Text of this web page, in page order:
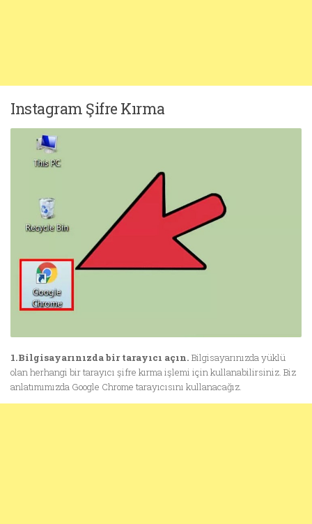
Instagram Şifre Kırma
1.Bilgisayarınızda bir tarayıcı açın. Bilgisayarınızda yüklü
olan herhangi bir tarayıcı şifre kırma işlemi için kullanabilirsiniz. Biz
anlatımımızda Google Chrome tarayıcısını kullanacağız.